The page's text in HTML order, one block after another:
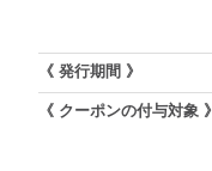
《 発行期間 》
《 クーポンの付与対象 》